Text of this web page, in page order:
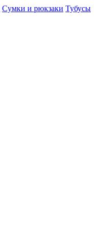
Сумки и рюкзаки Тубусы